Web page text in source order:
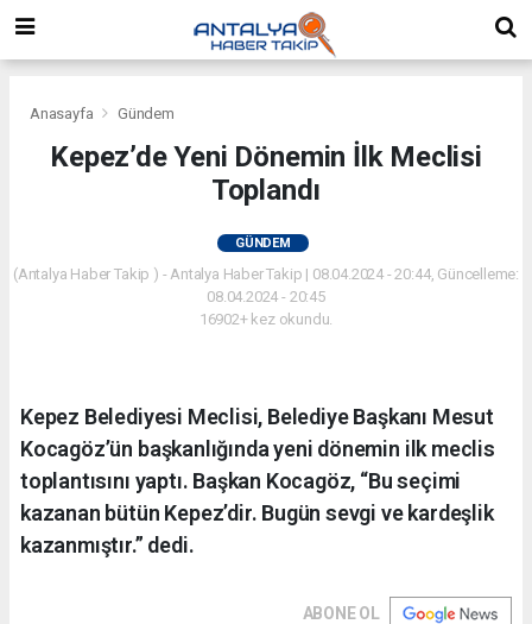
Anasayfa Gündem
Kepez’de Yeni Dönemin İlk Meclisi
Toplandı
GÜNDEM
(Antalya Haber Takip ) - Antalya Haber Takip | 08.04.2024 - 20:44, Güncelleme:
08.04.2024 - 20:45
16902+ kez okundu.
Kepez Belediyesi Meclisi, Belediye Başkanı Mesut
Kocagöz’ün başkanlığında yeni dönemin ilk meclis
toplantısını yaptı. Başkan Kocagöz, “Bu seçimi
kazanan bütün Kepez’dir. Bugün sevgi ve kardeşlik
kazanmıştır.” dedi.
ABONE OL